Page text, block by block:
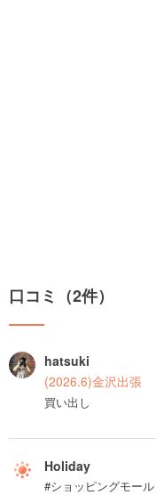
口コミ（2件）
hatsuki
(2026.6)金沢出張
買い出し
Holiday
#ショッピングモール